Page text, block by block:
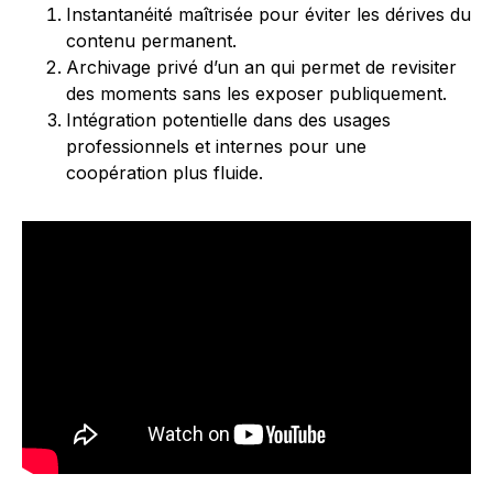
Instantanéité maîtrisée pour éviter les dérives du
contenu permanent.
Archivage privé d’un an qui permet de revisiter
des moments sans les exposer publiquement.
Intégration potentielle dans des usages
professionnels et internes pour une
coopération plus fluide.